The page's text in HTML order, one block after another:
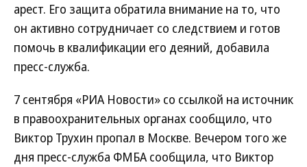
арест. Его защита обратила внимание на то, что
он активно сотрудничает со следствием и готов
помочь в квалификации его деяний, добавила
пресс-служба.
7 сентября «РИА Новости» со ссылкой на источник
в правоохранительных органах сообщило, что
Виктор Трухин пропал в Москве. Вечером того же
дня пресс-служба ФМБА сообщила, что Виктор